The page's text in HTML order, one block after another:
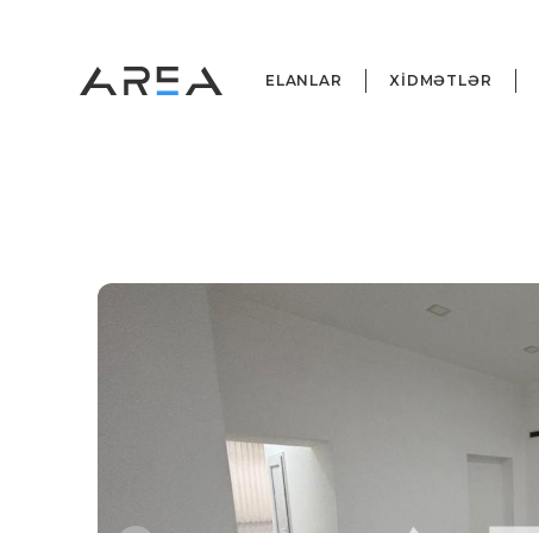
ELANLAR XİDMƏTLƏR